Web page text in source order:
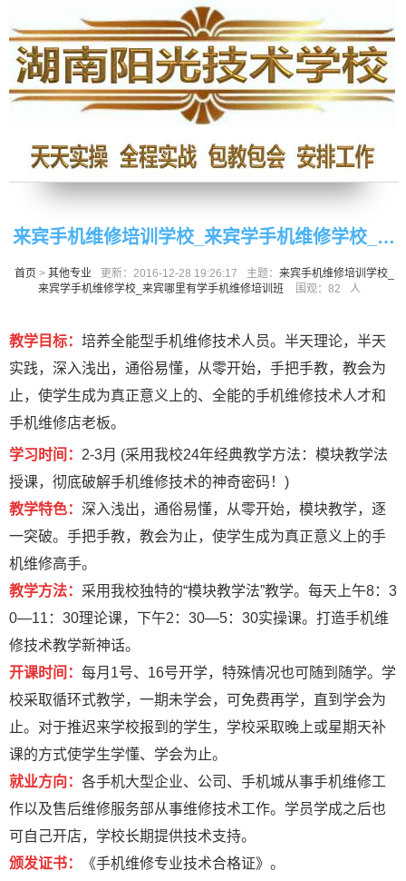
来宾手机维修培训学校_来宾学手机维修学校_来
宾哪里有学手机维修培训班
首页 > 其他专业 更新：2016-12-28 19:26:17 主题： 来宾手机维修培训学校_
来宾学手机维修学校_来宾哪里有学手机维修培训班
围观：82 人
教学目标： 培养全能型手机维修技术人员。半天理论，半天
实践，深入浅出，通俗易懂，从零开始，手把手教，教会为
止，使学生成为真正意义上的、全能的手机维修技术人才和
手机维修店老板。
学习时间： 2-3月 (采用我校24年经典教学方法：模块教学法
授课，彻底破解手机维修技术的神奇密码！)
教学特色： 深入浅出，通俗易懂，从零开始，模块教学，逐
一突破。手把手教，教会为止，使学生成为真正意义上的手
机维修高手。
教学方法： 采用我校独特的“模块教学法”教学。每天上午8：3
0—11：30理论课，下午2：30—5：30实操课。打造手机维
修技术教学新神话。
开课时间： 每月1号、16号开学，特殊情况也可随到随学。学
校采取循环式教学，一期未学会，可免费再学，直到学会为
止。对于推迟来学校报到的学生，学校采取晚上或星期天补
课的方式使学生学懂、学会为止。
就业方向： 各手机大型企业、公司、手机城从事手机维修工
作以及售后维修服务部从事维修技术工作。学员学成之后也
可自己开店，学校长期提供技术支持。
颁发证书：
《手机维修专业技术合格证》。